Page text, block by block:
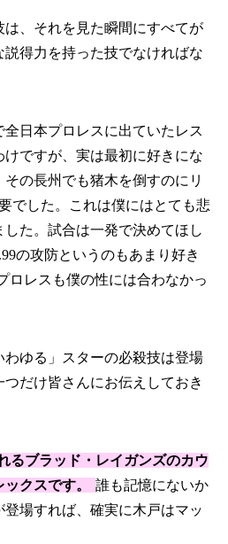
は、それを見た瞬間にすべてが
得力を持った技でなければな
日本プロレスに出ていたレス
ですが、実は最初に好きにな
の長州でも猪木を倒すのにリ
でした。これは僕にはとても悲
した。試合は一発で決めてほし
の攻防というのもあまり好き
ロレスも僕の性には合わなかっ
わゆる」スターの必殺技は登場
だけ皆さんにお伝えしておき
るブラッド・レイガンズのカウ
クスです。
誰も記憶にないか
登場すれば、確実に木戸はマッ